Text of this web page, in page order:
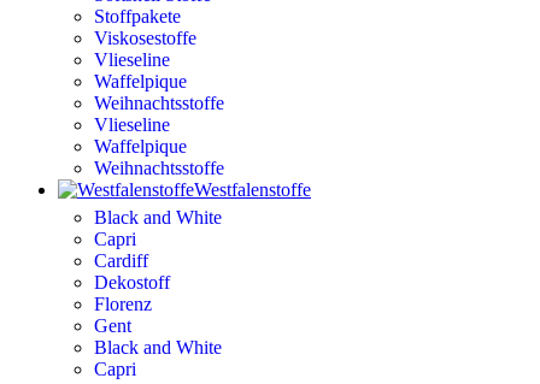
Stoffpakete
Viskosestoffe
Vlieseline
Waffelpique
Weihnachtsstoffe
Vlieseline
Waffelpique
Weihnachtsstoffe
Westfalenstoffe
Black and White
Capri
Cardiff
Dekostoff
Florenz
Gent
Black and White
Capri